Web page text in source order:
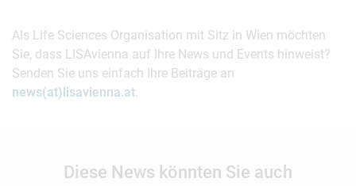
Als Life Sciences Organisation mit Sitz in Wien möchten
Sie, dass LISAvienna auf Ihre News und Events hinweist?
Senden Sie uns einfach Ihre Beiträge an
news(at)lisavienna.at.
Diese News könnten Sie auch